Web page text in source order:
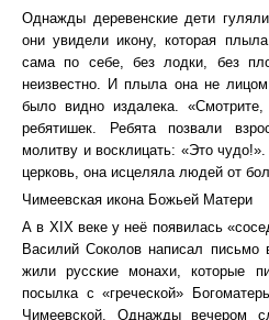
Однажды деревенские дети
они увидели икону, которая
сама по себе, без лодки, без
неизвестно. И плыла она не
было видно издалека.
ребятишек. Ребята позвали
молитву и восклицать: «Это
церковь, она исцеляла людей от
Чимеевская икона Божьей Матери
А в XIX веке у неё появилась
Василий Соколов написал
жили русские монахи, которые
посылка с «греческой»
Чимеевской. Однажды вечером